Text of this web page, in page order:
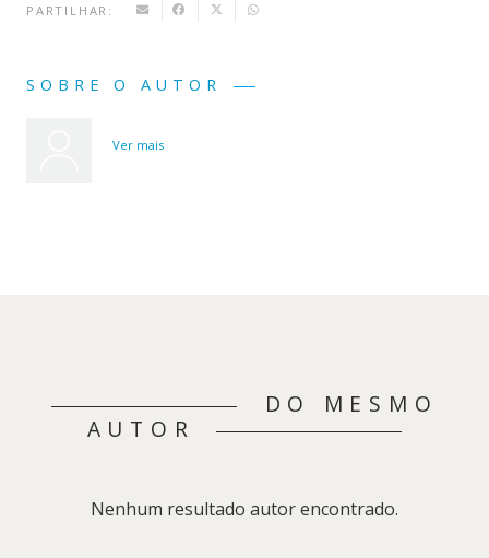
PARTILHAR:
SOBRE O AUTOR
Ver mais
DO MESMO
AUTOR
Nenhum resultado autor encontrado.